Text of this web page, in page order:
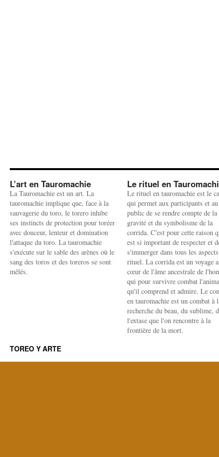
L’art en Tauromachie
La Tauromachie est un art. La
tauromachie implique que, face à la
sauvagerie du toro, le torero inhibe
ses instincts de protection pour toréer
avec douceur, lenteur et domination
l'attaque du toro. La tauromachie
s'exécute sur le sable des arènes où le
sang des toros et des toreros se sont
mêlés.
Le rituel en
Le rituel en tauromachie est le
qui permet aux participants et au
public de se rendre compte de la
gravité et du symbolisme de la
corrida. C'est pour cette raison
est si important de respecter et
s'immerger dans tous les
rituel. La corrida est un voyage
cœur de l'âme ancestrale de
qui pour survivre combat
qu'il comprend et admire. Le
en tauromachie est un combat à
recherche du beau, du sublime,
l'extase que l'on rencontre à la
frontière de la mort.
TOREO Y ARTE